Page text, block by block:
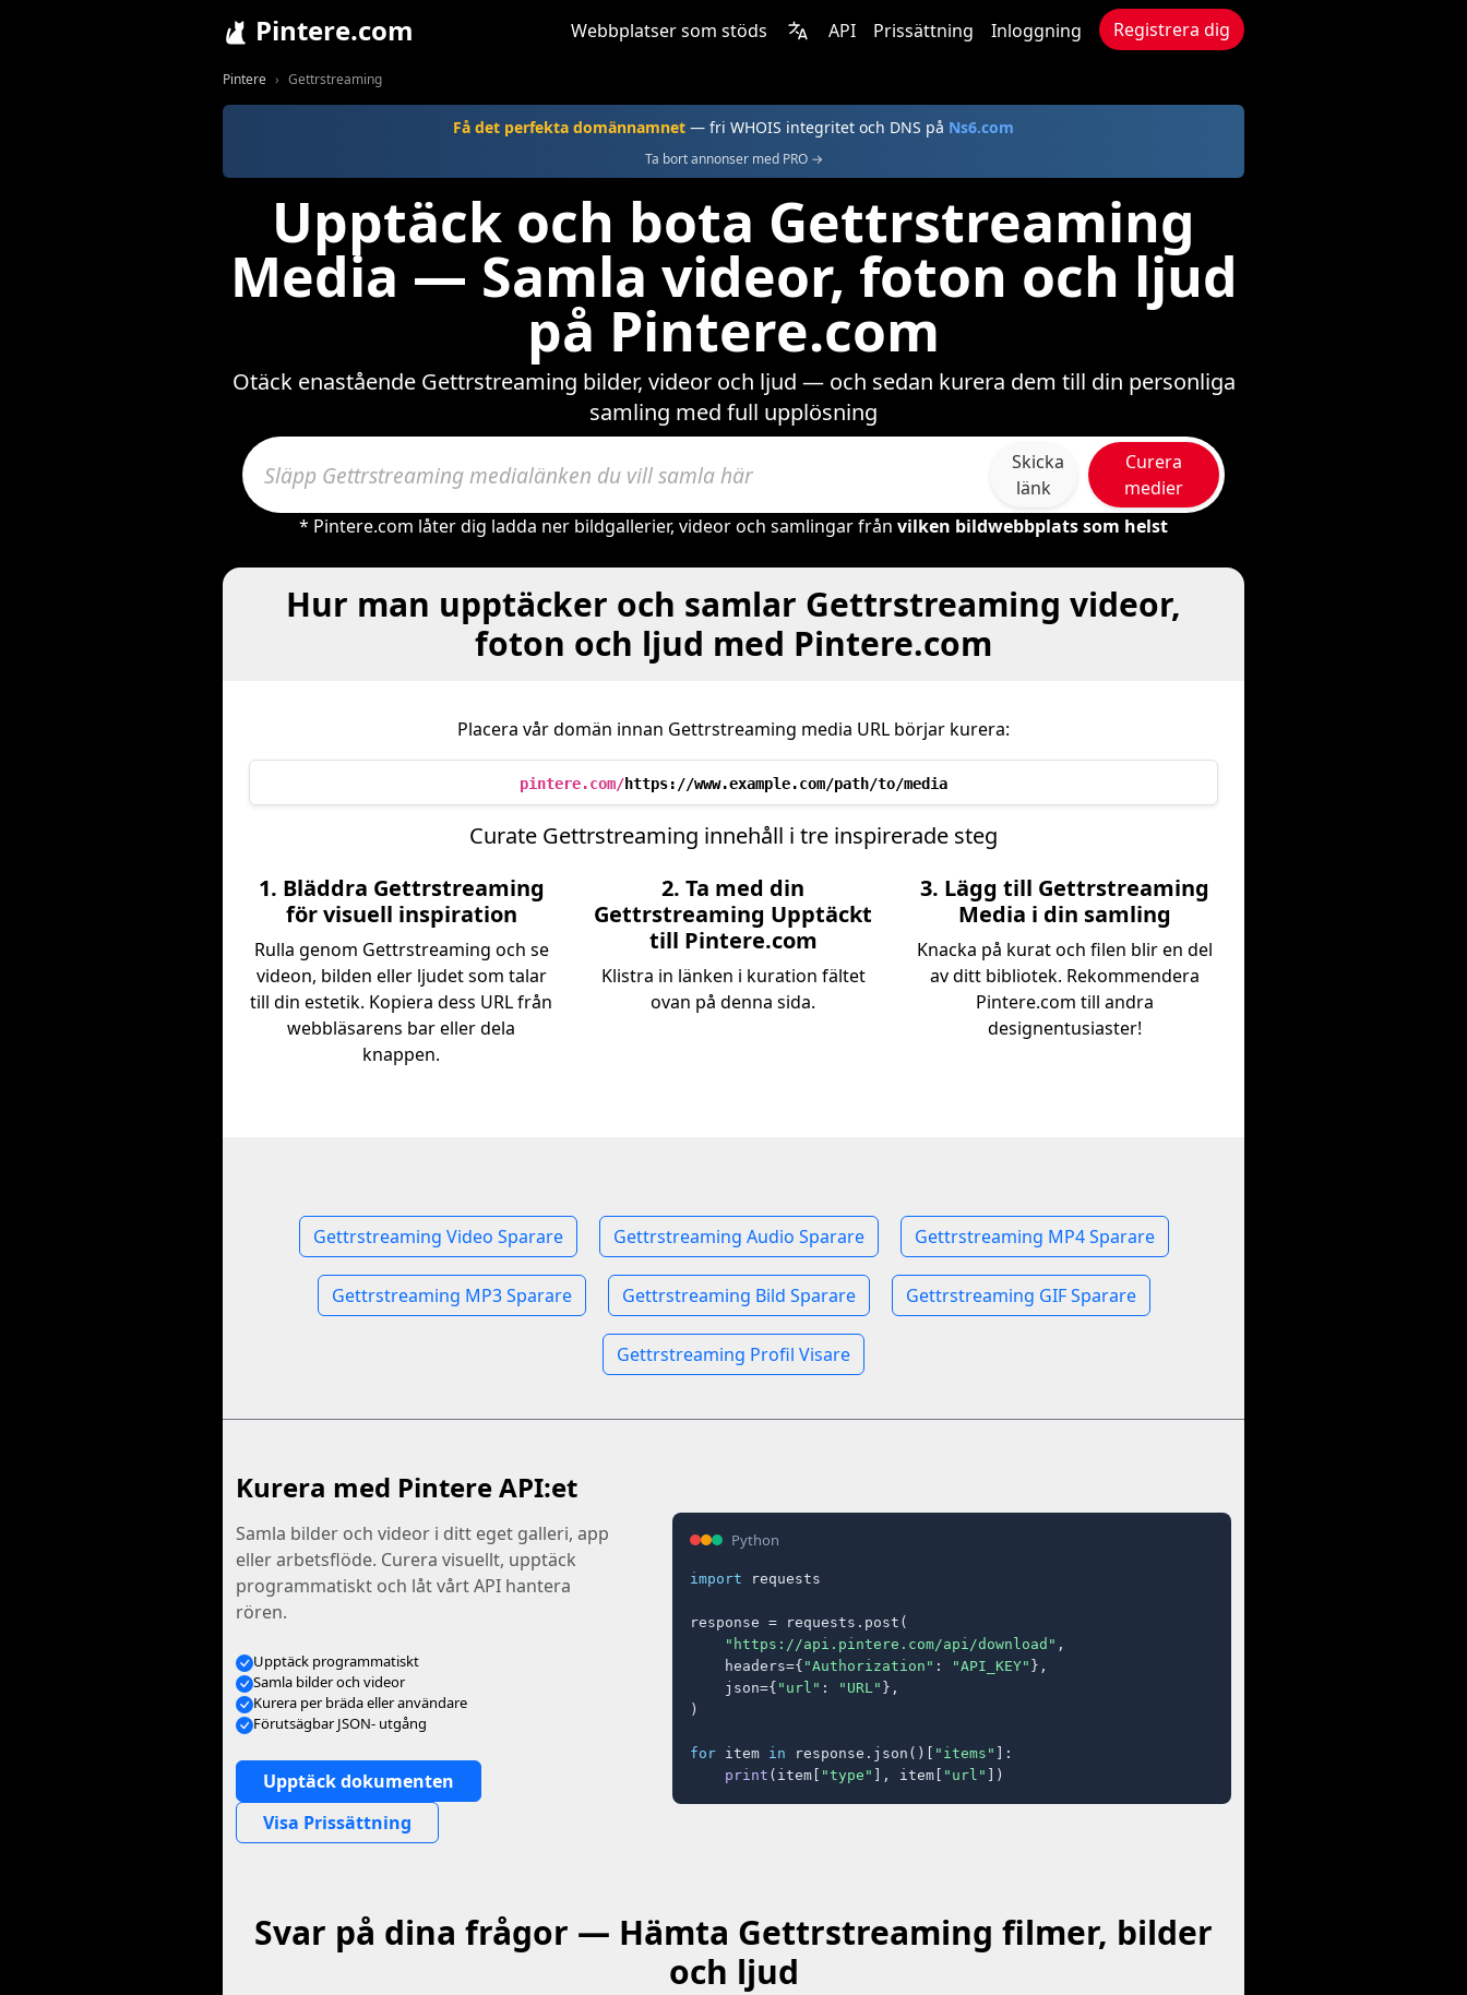
Pintere.com Webbplatser som stöds API Prissättning Inloggning Registrera dig
Pintere Gettrstreaming
Få det perfekta domännamnet — fri WHOIS integritet och DNS på Ns6.com
Ta bort annonser med PRO →
Upptäck och bota Gettrstreaming
Media — Samla videor, foton och ljud
på Pintere.com
Otäck enastående Gettrstreaming bilder, videor och ljud — och sedan kurera dem till din personliga
samling med full upplösning
Skicka
länk
Curera
medier
* Pintere.com låter dig ladda ner bildgallerier, videor och samlingar från vilken bildwebbplats som helst
Hur man upptäcker och samlar Gettrstreaming videor,
foton och ljud med Pintere.com
Placera vår domän innan Gettrstreaming media URL börjar kurera:
pintere.com/https://www.example.com/path/to/media
Curate Gettrstreaming innehåll i tre inspirerade steg
1. Bläddra Gettrstreaming
för visuell inspiration
Rulla genom Gettrstreaming och se
videon, bilden eller ljudet som talar
till din estetik. Kopiera dess URL från
webbläsarens bar eller dela
knappen.
2. Ta med din
Gettrstreaming Upptäckt
till Pintere.com
Klistra in länken i kuration fältet
ovan på denna sida.
3. Lägg till Gettrstreaming
Media i din samling
Knacka på kurat och filen blir en del
av ditt bibliotek. Rekommendera
Pintere.com till andra
designentusiaster!
Gettrstreaming Video Sparare Gettrstreaming Audio Sparare Gettrstreaming MP4 Sparare
Gettrstreaming MP3 Sparare Gettrstreaming Bild Sparare Gettrstreaming GIF Sparare
Gettrstreaming Profil Visare
Kurera med Pintere API:et
Samla bilder och videor i ditt eget galleri, app
eller arbetsflöde. Curera visuellt, upptäck
programmatiskt och låt vårt API hantera
rören.
Upptäck programmatiskt
Samla bilder och videor
Kurera per bräda eller användare
Förutsägbar JSON- utgång
Upptäck dokumenten
Visa Prissättning
Python
import requests
response = requests.post(
"https://api.pintere.com/api/download" ,
    headers={
"Authorization" : "API_KEY" },
    json={
"url" : "URL" },
)
for item in response.json()[ "items" ]:
print (item[ "type" ], item[ "url" ])
Svar på dina frågor — Hämta Gettrstreaming filmer, bilder
och ljud